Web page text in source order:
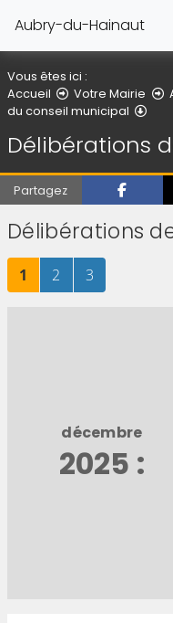
Aubry-du-Hainaut
Vous êtes ici :
Accueil
Votre Mairie
du conseil municipal
Délibérations
Partagez
Délibérations
Page
1 sur 3Page
2 sur 3Page
3sur 3
décembre
2025 :